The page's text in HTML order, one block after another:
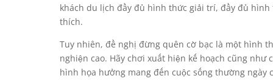
khách du lịch đầy đủ hình thức giải trí, đầy đủ
thích.
Tuy nhiên, đề nghị đừng quên cờ bạc là một hình
nghiện cao. Hãy chơi xuất hiện kế hoạch cũng
hình họa hưởng mang đến cuộc sống thường ngày